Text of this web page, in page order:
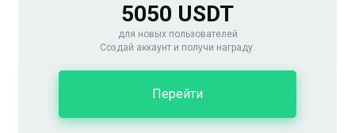
5050 USDT
для новых пользователей
Создай аккаунт и получи награду.
Перейти